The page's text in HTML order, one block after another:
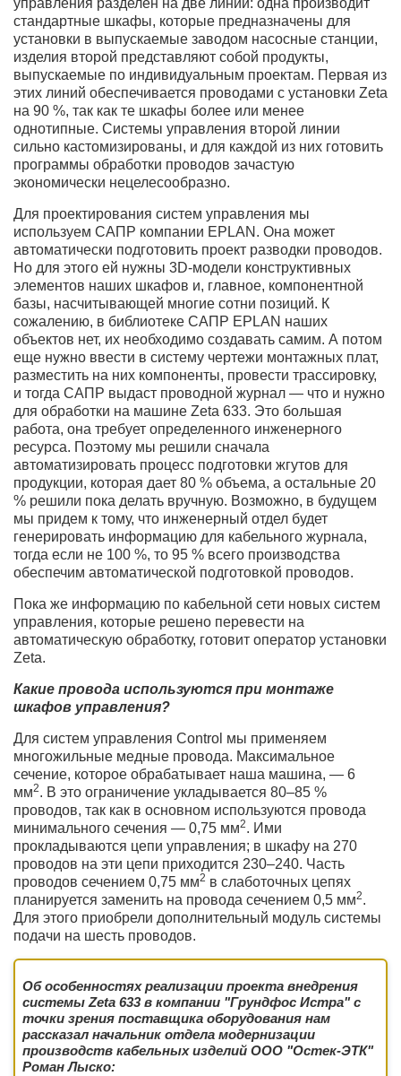
управления разделен на две линии: одна производит
стандартные шкафы, которые предназначены для
установки в выпускаемые заводом насосные станции,
изделия второй представляют собой продукты,
выпускаемые по индивидуальным проектам. Первая из
этих линий обеспечивается проводами с установки Zeta
на 90 %, так как те шкафы более или менее
однотипные. Системы управления второй линии
сильно кастомизированы, и для каждой из них готовить
программы обработки проводов зачастую
экономически нецелесообразно.
Для проектирования систем управления мы
используем САПР компании EPLAN. Она может
автоматически подготовить проект разводки проводов.
Но для этого ей нужны 3D-модели конструктивных
элементов наших шкафов и, главное, компонентной
базы, насчитывающей многие сотни позиций. К
сожалению, в библиотеке САПР EPLAN наших
объектов нет, их необходимо создавать самим. А потом
еще нужно ввести в систему чертежи монтажных плат,
разместить на них компоненты, провести трассировку,
и тогда САПР выдаст проводной журнал — что и нужно
для обработки на машине Zeta 633. Это большая
работа, она требует определенного инженерного
ресурса. Поэтому мы решили сначала
автоматизировать процесс подготовки жгутов для
продукции, которая дает 80 % объема, а остальные 20
% решили пока делать вручную. Возможно, в будущем
мы придем к тому, что инженерный отдел будет
генерировать информацию для кабельного журнала,
тогда если не 100 %, то 95 % всего производства
обеспечим автоматической подготовкой проводов.
Пока же информацию по кабельной сети новых систем
управления, которые решено перевести на
автоматическую обработку, готовит оператор установки
Zeta.
Какие провода используются при монтаже
шкафов управления?
Для систем управления Control мы применяем
многожильные медные провода. Максимальное
сечение, которое обрабатывает наша машина, — 6
мм2. В это ограничение укладывается 80–85 %
проводов, так как в основном используются провода
минимального сечения — 0,75 мм2. Ими
прокладываются цепи управления; в шкафу на 270
проводов на эти цепи приходится 230–240. Часть
проводов сечением 0,75 мм2 в слаботочных цепях
планируется заменить на провода сечением 0,5 мм2.
Для этого приобрели дополнительный модуль системы
подачи на шесть проводов.
Об особенностях реализации проекта внедрения
системы Zeta 633 в компании "Грундфос Истра" с
точки зрения поставщика оборудования нам
рассказал начальник отдела модернизации
производств кабельных изделий ООО "Остек-ЭТК"
Роман Лыско: